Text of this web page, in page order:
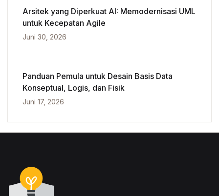
Arsitek yang Diperkuat AI: Memodernisasi UML
untuk Kecepatan Agile
Juni 30, 2026
Panduan Pemula untuk Desain Basis Data
Konseptual, Logis, dan Fisik
Juni 17, 2026